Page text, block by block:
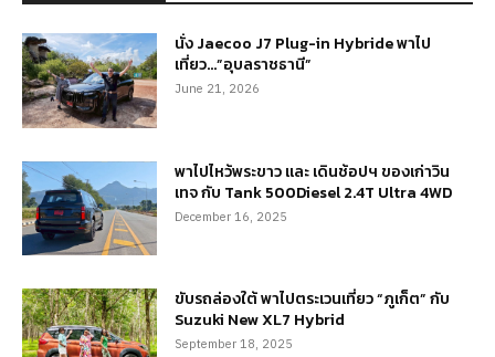
นั่ง Jaecoo J7 Plug-in Hybride พาไป
เที่ยว…”อุบลราชธานี”
June 21, 2026
พาไปไหว้พระขาว และ เดินช้อปฯ ของเก่าวิน
เทจ กับ Tank 500Diesel 2.4T Ultra 4WD
December 16, 2025
ขับรถล่องใต้ พาไปตระเวนเที่ยว “ภูเก็ต” กับ
Suzuki New XL7 Hybrid
September 18, 2025